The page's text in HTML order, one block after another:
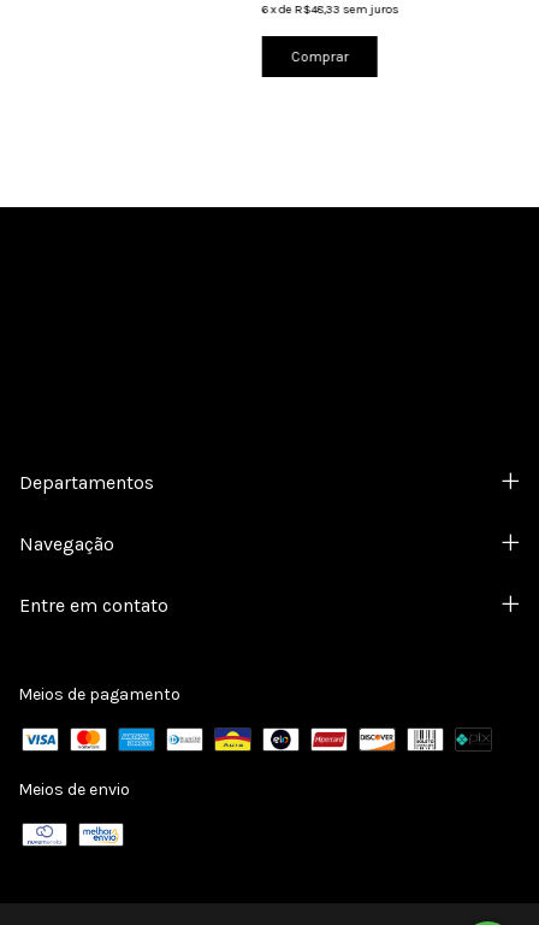
6xdeR$48,33 sem juros
Comprar
Departamentos
Navegação
Entre em contato
Meios de pagamento
Meios de envio